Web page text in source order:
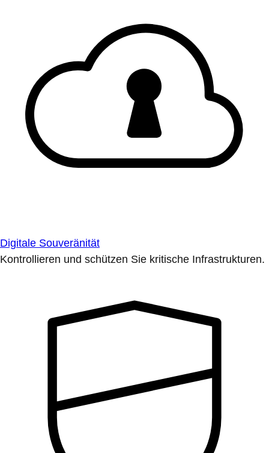
Digitale Souveränität
Kontrollieren und schützen Sie kritische Infrastrukturen.